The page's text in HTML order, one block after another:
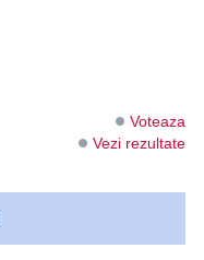
Voteaza
Vezi rezultate